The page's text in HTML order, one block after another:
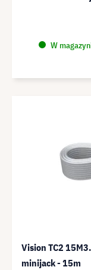
W
Vision TC2
minijack - 15m